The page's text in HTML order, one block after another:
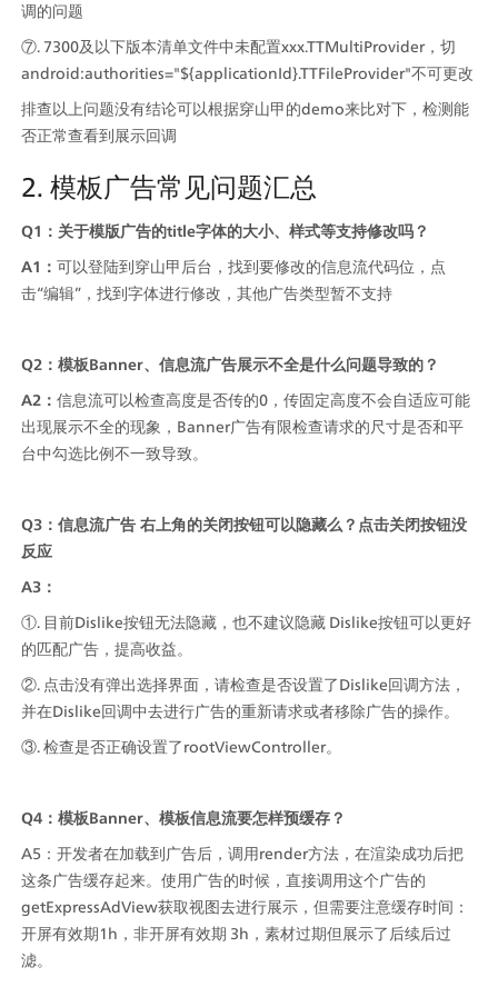
调的问题
⑦. 7300及以下版本清单文件中未配置xxx.TTMultiProvider，切
android:authorities="${applicationId}.TTFileProvider"不可更改
排查以上问题没有结论可以根据穿山甲的demo来比对下，检测能
否正常查看到展示回调
2. 模板广告常见问题汇总
Q1：关于模版广告的title字体的大小、样式等支持修改吗？
A1：可以登陆到穿山甲后台，找到要修改的信息流代码位，点
击“编辑”，找到字体进行修改，其他广告类型暂不支持
Q2：模板Banner、信息流广告展示不全是什么问题导致的？
A2：信息流可以检查高度是否传的0，传固定高度不会自适应可能
出现展示不全的现象，Banner广告有限检查请求的尺寸是否和平
台中勾选比例不一致导致。
Q3：信息流广告 右上角的关闭按钮可以隐藏么？点击关闭按钮没
反应
A3：
①. 目前Dislike按钮无法隐藏，也不建议隐藏 Dislike按钮可以更好
的匹配广告，提高收益。
②. 点击没有弹出选择界面，请检查是否设置了Dislike回调方法，
并在Dislike回调中去进行广告的重新请求或者移除广告的操作。
③. 检查是否正确设置了rootViewController。
Q4：模板Banner、模板信息流要怎样预缓存？
A5：开发者在加载到广告后，调用render方法，在渲染成功后把
这条广告缓存起来。使用广告的时候，直接调用这个广告的
getExpressAdView获取视图去进行展示，但需要注意缓存时间：
开屏有效期1h，非开屏有效期 3h，素材过期但展示了后续后过
滤。